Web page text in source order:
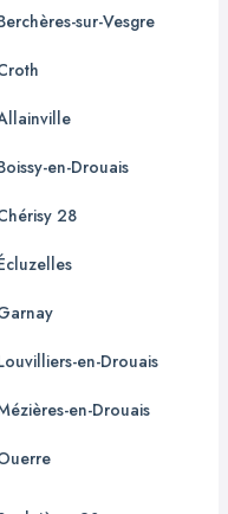
sur-Vesgre
en-Drouais
28
en-Drouais
en-Drouais